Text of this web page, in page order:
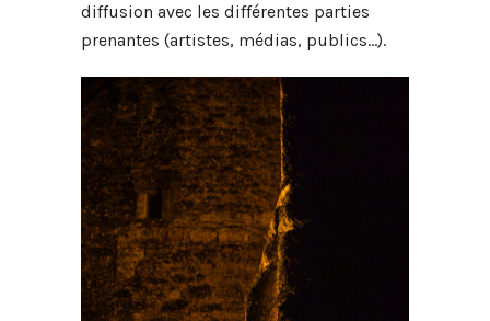
diffusion avec les différentes parties
prenantes (artistes, médias, publics…).